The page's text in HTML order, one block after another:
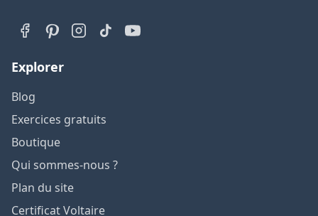
Explorer
Blog
Exercices gratuits
Boutique
Qui sommes-nous ?
Plan du site
Certificat Voltaire